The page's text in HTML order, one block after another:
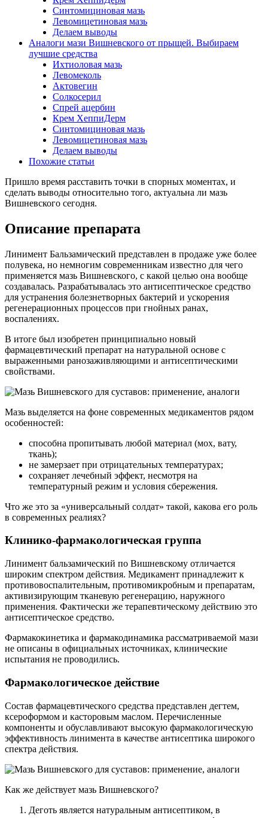
Синтомициновая мазь
Левомицетиновая мазь
Делаем выводы
Аналоги мази Вишневского от прыщей. Выбираем
лучшие средства
Ихтиоловая мазь
Левомеколь
Актовегин
Солкосерил
Спрей ацербин
Крем ХеппиДерм
Синтомициновая мазь
Левомицетиновая мазь
Делаем выводы
Похожие статьи
Пришло время расставить точки в спорных моментах, и
сделать выводы относительно того, актуальна ли мазь
Вишневского сегодня.
Описание препарата
Линимент Бальзамический представлен в продаже уже более
полувека, но немногим современникам известно для чего
применяется мазь Вишневского, с какой целью она вообще
создавалась. Разрабатывалась это антисептическое средство
для устранения болезнетворных бактерий и ускорения
регенерационных процессов при гнойных ранах,
воспалениях.
В итоге был изобретен принципиально новый
фармацевтический препарат на натуральной основе с
выраженными ранозаживляющими и антисептическими
свойствами.
Мазь выделяется на фоне современных медикаментов рядом
особенностей:
способна пропитывать любой материал (мох, вату,
ткань);
не замерзает при отрицательных температурах;
сохраняет лечебный эффект, несмотря на
температурный режим и условия сбережения.
Что же это за «универсальный солдат» такой, какова его роль
в современных реалиях?
Клинико-фармакологическая группа
Линимент бальзамический по Вишневскому отличается
широким спектром действия. Медикамент принадлежит к
противовоспалительным, противомикробным и препаратам,
активизирующим тканевую регенерацию, наружного
применения. Фактически же терапевтическому действию это
антисептическое средство.
Фармакокинетика и фармакодинамика рассматриваемой мази
не описаны в официальных источниках, клинические
испытания не проводились.
Фармакологическое действие
Состав фармацевтического средства представлен дегтем,
ксероформом и касторовым маслом. Перечисленные
компоненты и обуславливают высокую фармакологическую
эффективность линимента в качестве антисептика широкого
спектра действия.
Как же действует мазь Вишневского?
Деготь является натуральным антисептиком, в